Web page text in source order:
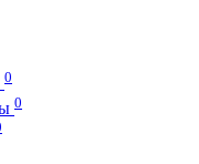
0
0